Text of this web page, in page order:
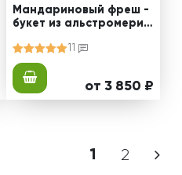
Мандариновый фреш -
букет из альстромерий
11
от 3 850 ₽
1 2